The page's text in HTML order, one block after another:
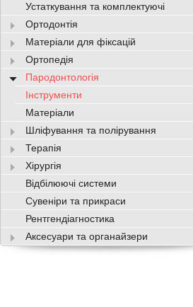
Устаткування та комплектуючі
Ортодонтія
Матеріали для фіксацій
Ортопедія
Пародонтологія
Інструменти
Матеріали
Шліфування та полірування
Терапія
Хірургія
Відбілюючі системи
Сувеніри та прикраси
Рентгендіагностика
Аксесуари та органайзери